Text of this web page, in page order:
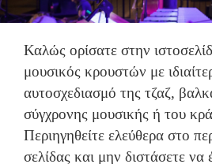
Καλώς ορίσατε στην
μουσικός κρουστών με
αυτοσχεδιασμό της τζαζ,
σύγχρονης μουσικής ή του
Περιηγηθείτε ελεύθερα στο
σελίδας και μην διστάσετε να